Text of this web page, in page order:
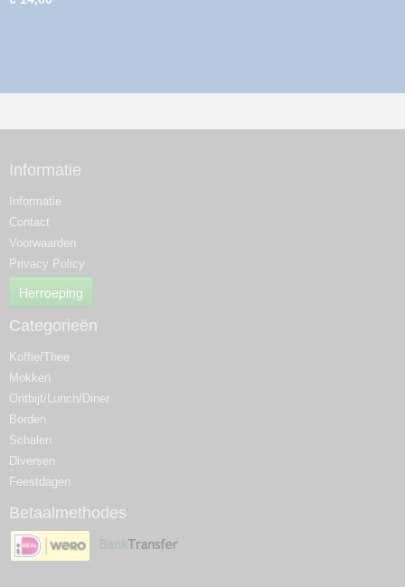
Informatie
Informatie
Contact
Voorwaarden
Privacy Policy
Herroeping
Categorieën
Koffie/Thee
Mokken
Ontbijt/Lunch/Diner
Borden
Schalen
Diversen
Feestdagen
Betaalmethodes